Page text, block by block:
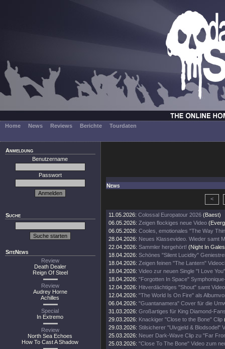
Home News Reviews Berichte Tourdaten
Anmeldung
Benutzername
Passwort
Suche
SiteNews
Review
Death Dealer
Reign Of Steel
Review
Audrey Horne
Achilles
Special
In Extremo
Review
North Sea Echoes
How To Cast A Shadow
News
<
11.05.2026: Colossal Europatour 2026 (Baest)
06.05.2026: Zeigen flockiges neue Video
06.05.2026: Cooles, emotionales "The Way
28.04.2026: Neues Klassevideo. Wieder samt
22.04.2026: Sammler hergehört! (Night In
18.04.2026: Schönes "Silent Lucidity"
18.04.2026: Zeigen feinen "The Lantern"
18.04.2026: Video zur neuen Single "I Love You"
18.04.2026: "Forgotten In Space"
12.04.2026: Hitverdächtiges "Shout" samt Video
12.04.2026: "The World Is On Fire" als
06.04.2026: "Guantanamera" Cover für die
31.03.2026: Großartiges für King Diamond-
29.03.2026: Knackiger "Close to the Bone" Clip
29.03.2026: Stilsicherer "Ulvgjeld & Blodsodel"
25.03.2026: Neuer Dark-Wave Clip zu "Far
25.03.2026: "Close To The Bone" Video zum